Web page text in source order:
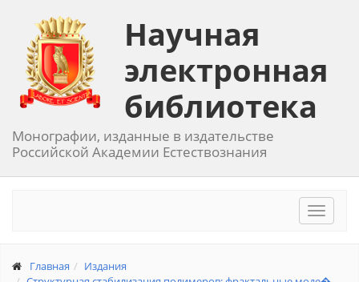
Научная
электронная
библиотека
Монографии, изданные в издательстве
Российской Академии Естествознания
Toggle
Главная
Издания